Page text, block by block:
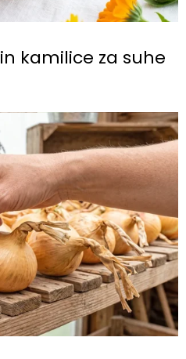
kamilice za suhe